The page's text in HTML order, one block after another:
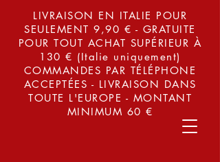
LIVRAISON EN ITALIE POUR
SEULEMENT 9,90 € - GRATUITE
POUR TOUT ACHAT SUPÉRIEUR À
130 € (Italie uniquement)
COMMANDES PAR TÉLÉPHONE
ACCEPTÉES - LIVRAISON DANS
TOUTE L'EUROPE - MONTANT
MINIMUM 60 €